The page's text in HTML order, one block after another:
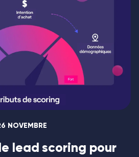
NOVEMBRE
lead scoring pour